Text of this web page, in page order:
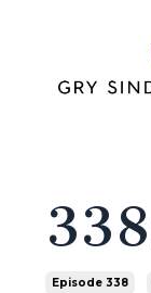
Episode 338